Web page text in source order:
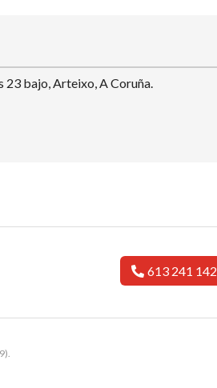
23 bajo, Arteixo, A Coruña.
613 241 142